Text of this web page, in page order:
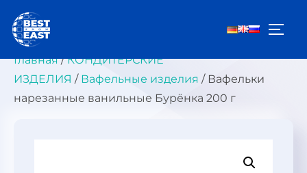
содержимому
Главная/КОНДИТЕРСКИЕ
ИЗДЕЛИЯ / Вафельные изделия / Вафельки
нарезанные ванильные Бурёнка 200 г